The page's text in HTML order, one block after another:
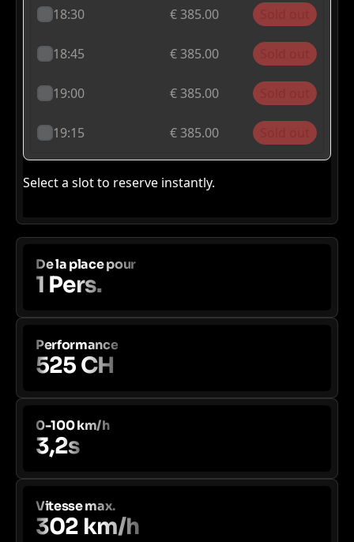
De la place pour
1 Pers.
Performance
525 CH
0-100 km/h
3,2s
Vitesse max.
302 km/h